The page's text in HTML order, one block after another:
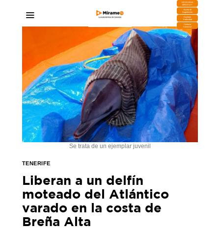
DESCARGA
MIRAPLAY
Buzón de
Sugerencias
Contratar
Publicidad
Contacto
Comercial
Se trata de un ejemplar juvenil
TENERIFE
Liberan a un delfín
moteado del Atlántico
varado en la costa de
Breña Alta